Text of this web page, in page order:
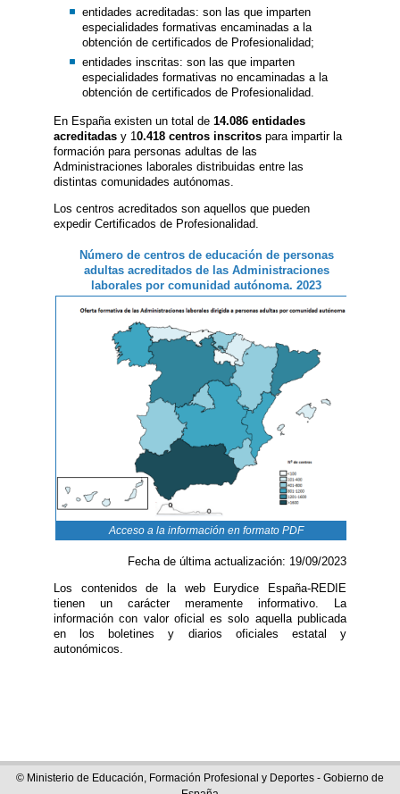
entidades acreditadas: son las que imparten
especialidades formativas encaminadas a la
obtención de certificados de Profesionalidad;
entidades inscritas: son las que imparten
especialidades formativas no encaminadas a la
obtención de certificados de Profesionalidad.
En España existen un total de 14.086 entidades
acreditadas y 10.418 centros inscritos para impartir la
formación para personas adultas de las
Administraciones laborales distribuidas entre las
distintas comunidades autónomas.
Los centros acreditados son aquellos que pueden
expedir Certificados de Profesionalidad.
Número de centros de educación de personas
adultas acreditados de las Administraciones
laborales por comunidad autónoma. 2023
Acceso a la información en formato PDF
Fecha de última actualización: 19/09/2023
Los contenidos de la web Eurydice España-REDIE
tienen un carácter meramente informativo. La
información con valor oficial es solo aquella publicada
en los boletines y diarios oficiales estatal y
autonómicos.
© Ministerio de Educación, Formación Profesional y Deportes - Gobierno de